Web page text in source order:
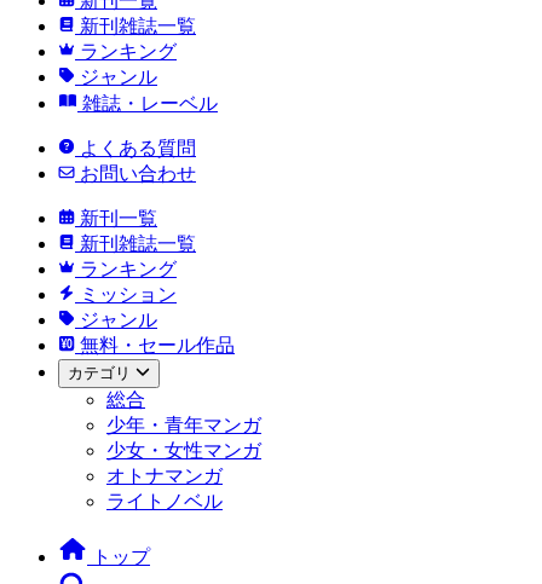
新刊雑誌一覧
ランキング
ジャンル
雑誌・レーベル
よくある質問
お問い合わせ
新刊一覧
新刊雑誌一覧
ランキング
ミッション
ジャンル
無料・セール作品
カテゴリ
総合
少年・青年マンガ
少女・女性マンガ
オトナマンガ
ライトノベル
トップ